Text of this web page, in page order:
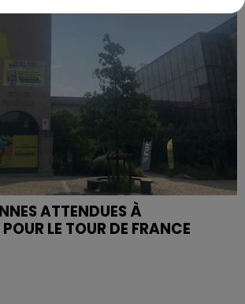
ATTENDUES À
LE TOUR DE FRANCE